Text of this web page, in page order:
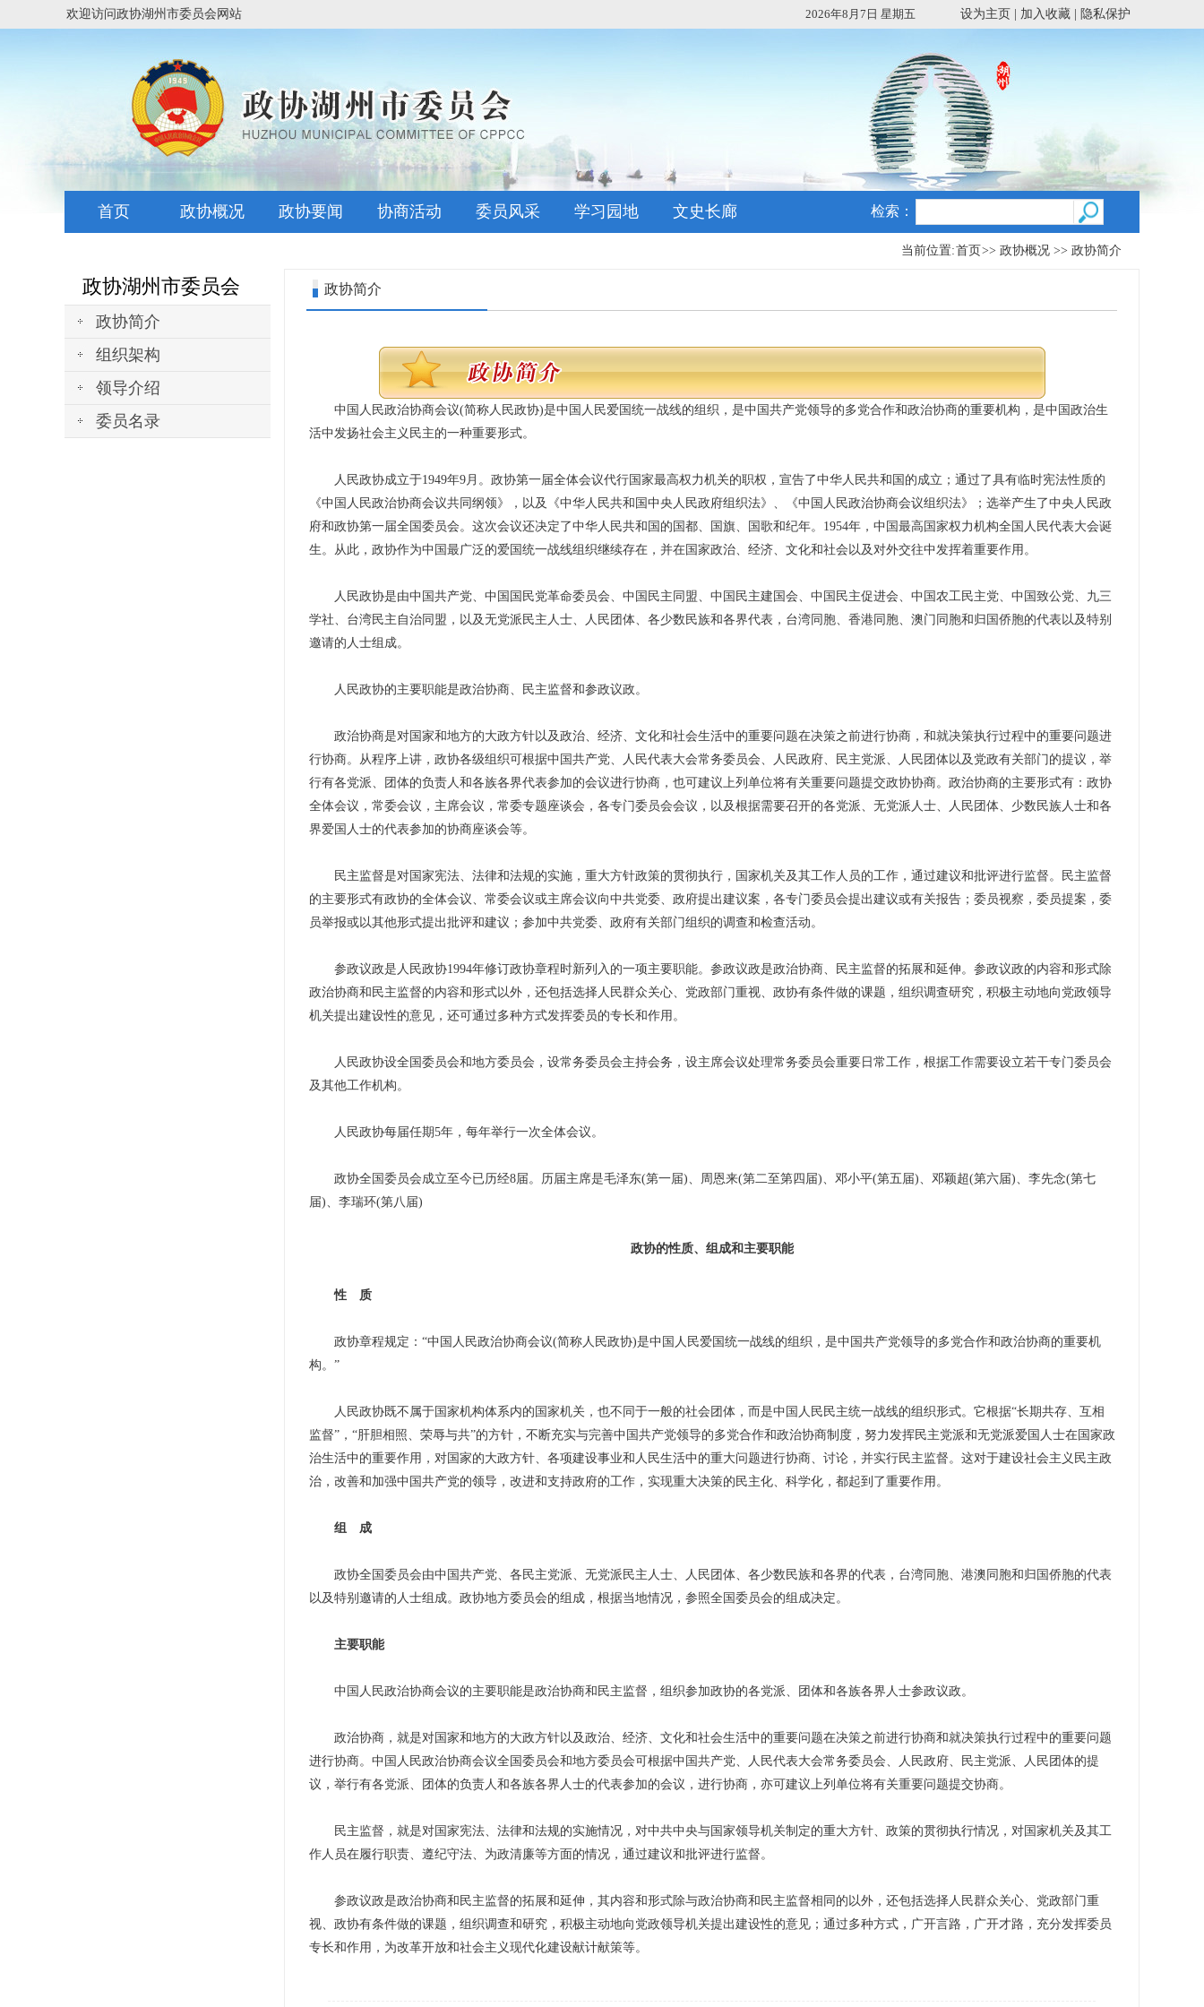
欢迎访问政协湖州市委员会网站 2026年8月7日 星期五 设为主页 加入收藏 隐私保护
首页 政协概况 政协要闻 协商活动 委员风采 学习园地 文史长廊 检索：
当前位置:首页>> 政协概况 >> 政协简介
政协湖州市委员会
政协简介
组织架构
领导介绍
委员名录
政协简介
中国人民政治协商会议(简称人民政协)是中国人民爱国统一战线的组织，是中国共产党领导的多党合作和政治协商的重要机构，是中国政治生
活中发扬社会主义民主的一种重要形式。
人民政协成立于1949年9月。政协第一届全体会议代行国家最高权力机关的职权，宣告了中华人民共和国的成立；通过了具有临时宪法性质的
《中国人民政治协商会议共同纲领》，以及《中华人民共和国中央人民政府组织法》、《中国人民政治协商会议组织法》；选举产生了中央人民政
府和政协第一届全国委员会。这次会议还决定了中华人民共和国的国都、国旗、国歌和纪年。1954年，中国最高国家权力机构全国人民代表大会诞
生。从此，政协作为中国最广泛的爱国统一战线组织继续存在，并在国家政治、经济、文化和社会以及对外交往中发挥着重要作用。
人民政协是由中国共产党、中国国民党革命委员会、中国民主同盟、中国民主建国会、中国民主促进会、中国农工民主党、中国致公党、九三
学社、台湾民主自治同盟，以及无党派民主人士、人民团体、各少数民族和各界代表，台湾同胞、香港同胞、澳门同胞和归国侨胞的代表以及特别
邀请的人士组成。
人民政协的主要职能是政治协商、民主监督和参政议政。
政治协商是对国家和地方的大政方针以及政治、经济、文化和社会生活中的重要问题在决策之前进行协商，和就决策执行过程中的重要问题进
行协商。从程序上讲，政协各级组织可根据中国共产党、人民代表大会常务委员会、人民政府、民主党派、人民团体以及党政有关部门的提议，举
行有各党派、团体的负责人和各族各界代表参加的会议进行协商，也可建议上列单位将有关重要问题提交政协协商。政治协商的主要形式有：政协
全体会议，常委会议，主席会议，常委专题座谈会，各专门委员会会议，以及根据需要召开的各党派、无党派人士、人民团体、少数民族人士和各
界爱国人士的代表参加的协商座谈会等。
民主监督是对国家宪法、法律和法规的实施，重大方针政策的贯彻执行，国家机关及其工作人员的工作，通过建议和批评进行监督。民主监督
的主要形式有政协的全体会议、常委会议或主席会议向中共党委、政府提出建议案，各专门委员会提出建议或有关报告；委员视察，委员提案，委
员举报或以其他形式提出批评和建议；参加中共党委、政府有关部门组织的调查和检查活动。
参政议政是人民政协1994年修订政协章程时新列入的一项主要职能。参政议政是政治协商、民主监督的拓展和延伸。参政议政的内容和形式除
政治协商和民主监督的内容和形式以外，还包括选择人民群众关心、党政部门重视、政协有条件做的课题，组织调查研究，积极主动地向党政领导
机关提出建设性的意见，还可通过多种方式发挥委员的专长和作用。
人民政协设全国委员会和地方委员会，设常务委员会主持会务，设主席会议处理常务委员会重要日常工作，根据工作需要设立若干专门委员会
及其他工作机构。
人民政协每届任期5年，每年举行一次全体会议。
政协全国委员会成立至今已历经8届。历届主席是毛泽东(第一届)、周恩来(第二至第四届)、邓小平(第五届)、邓颖超(第六届)、李先念(第七
届)、李瑞环(第八届)
政协的性质、组成和主要职能
性 质
政协章程规定：“中国人民政治协商会议(简称人民政协)是中国人民爱国统一战线的组织，是中国共产党领导的多党合作和政治协商的重要机
构。”
人民政协既不属于国家机构体系内的国家机关，也不同于一般的社会团体，而是中国人民民主统一战线的组织形式。它根据“长期共存、互相
监督”，“肝胆相照、荣辱与共”的方针，不断充实与完善中国共产党领导的多党合作和政治协商制度，努力发挥民主党派和无党派爱国人士在国家政
治生活中的重要作用，对国家的大政方针、各项建设事业和人民生活中的重大问题进行协商、讨论，并实行民主监督。这对于建设社会主义民主政
治，改善和加强中国共产党的领导，改进和支持政府的工作，实现重大决策的民主化、科学化，都起到了重要作用。
组 成
政协全国委员会由中国共产党、各民主党派、无党派民主人士、人民团体、各少数民族和各界的代表，台湾同胞、港澳同胞和归国侨胞的代表
以及特别邀请的人士组成。政协地方委员会的组成，根据当地情况，参照全国委员会的组成决定。
主要职能
中国人民政治协商会议的主要职能是政治协商和民主监督，组织参加政协的各党派、团体和各族各界人士参政议政。
政治协商，就是对国家和地方的大政方针以及政治、经济、文化和社会生活中的重要问题在决策之前进行协商和就决策执行过程中的重要问题
进行协商。中国人民政治协商会议全国委员会和地方委员会可根据中国共产党、人民代表大会常务委员会、人民政府、民主党派、人民团体的提
议，举行有各党派、团体的负责人和各族各界人士的代表参加的会议，进行协商，亦可建议上列单位将有关重要问题提交协商。
民主监督，就是对国家宪法、法律和法规的实施情况，对中共中央与国家领导机关制定的重大方针、政策的贯彻执行情况，对国家机关及其工
作人员在履行职责、遵纪守法、为政清廉等方面的情况，通过建议和批评进行监督。
参政议政是政治协商和民主监督的拓展和延伸，其内容和形式除与政治协商和民主监督相同的以外，还包括选择人民群众关心、党政部门重
视、政协有条件做的课题，组织调查和研究，积极主动地向党政领导机关提出建设性的意见；通过多种方式，广开言路，广开才路，充分发挥委员
专长和作用，为改革开放和社会主义现代化建设献计献策等。